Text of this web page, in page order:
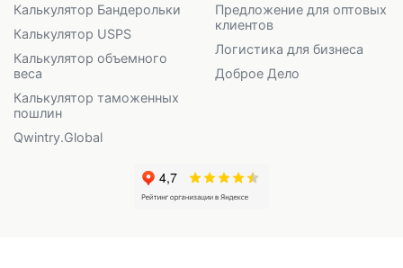
Калькулятор Бандерольки
Калькулятор USPS
Калькулятор объемного
веса
Калькулятор таможенных
пошлин
Qwintry.Global
Предложение для оптовых
клиентов
Логистика для бизнеса
Доброе Дело